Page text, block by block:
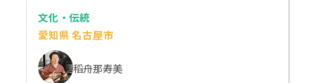
文化・伝統
愛知県 名古屋市
稻舟那寿美